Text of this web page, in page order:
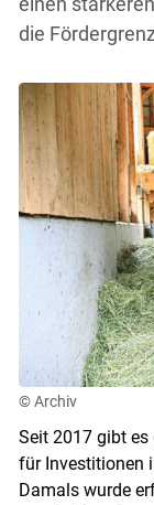
die
© Archiv
Seit 2017 gibt es
für Investitionen
Damals wurde